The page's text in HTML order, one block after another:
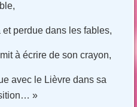
perdue dans les fables,
à écrire de son crayon,
avec le Lièvre dans sa
»